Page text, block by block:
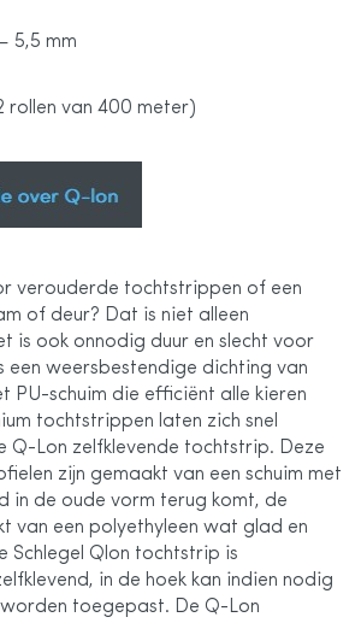
5,5 mm
rollen van 400 meter)
verouderde tochtstrippen of een
of deur? Dat is niet alleen
is ook onnodig duur en slecht voor
een weersbestendige dichting van
PU-schuim die efficiënt alle kieren
tochtstrippen laten zich snel
Q-Lon zelfklevende tochtstrip. Deze
zijn gemaakt van een schuim met
in de oude vorm terug komt, de
van een polyethyleen wat glad en
Schlegel Qlon tochtstrip is
in de hoek kan indien nodig
worden toegepast. De Q-Lon